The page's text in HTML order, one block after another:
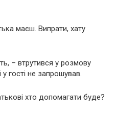
маєш. Випрати, хату
– втрутився у розмову
гості не запрошував.
хто допомагати буде?